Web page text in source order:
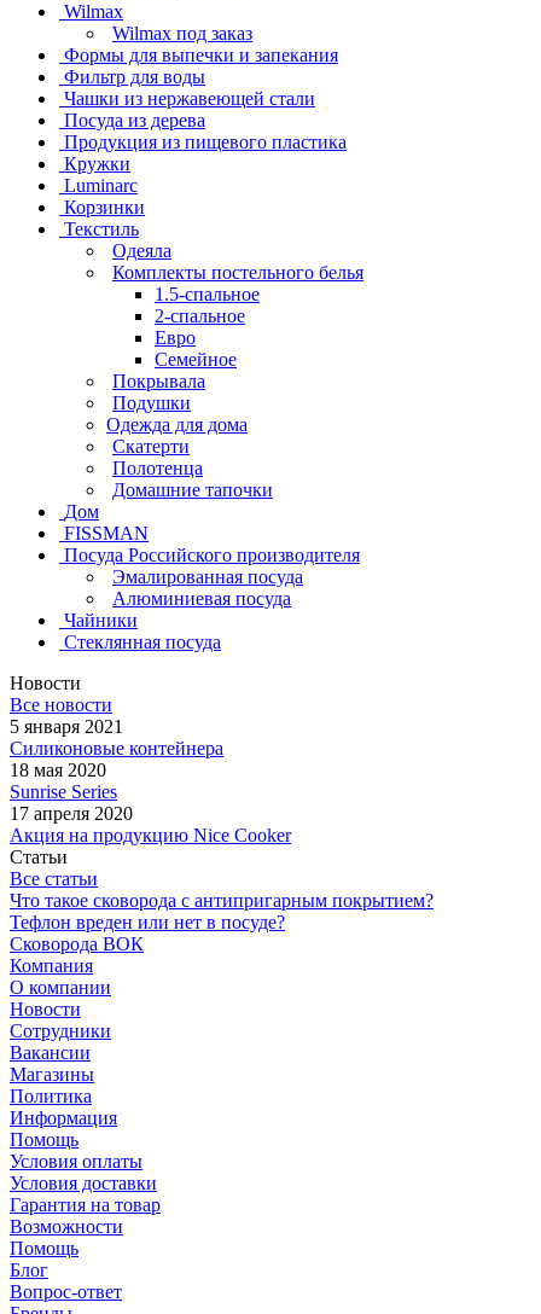
Wilmax
Wilmax под заказ
Формы для выпечки и запекания
Фильтр для воды
Чашки из нержавеющей стали
Посуда из дерева
Продукция из пищевого пластика
Кружки
Luminarc
Корзинки
Текстиль
Одеяла
Комплекты постельного белья
1.5-спальное
2-спальное
Евро
Семейное
Покрывала
Подушки
Одежда для дома
Скатерти
Полотенца
Домашние тапочки
Дом
FISSMAN
Посуда Российского производителя
Эмалированная посуда
Алюминиевая посуда
Чайники
Стеклянная посуда
Новости
Все новости
5 января 2021
Силиконовые контейнера
18 мая 2020
Sunrise Series
17 апреля 2020
Акция на продукцию Nice Cooker
Статьи
Все статьи
Что такое сковорода с антипригарным покрытием?
Тефлон вреден или нет в посуде?
Сковорода ВОК
Компания
О компании
Новости
Сотрудники
Вакансии
Магазины
Политика
Информация
Помощь
Условия оплаты
Условия доставки
Гарантия на товар
Возможности
Помощь
Блог
Вопрос-ответ